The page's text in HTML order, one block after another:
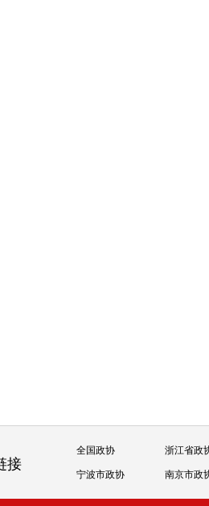
接
全国政协 浙江省政
宁波市政协 南京市政